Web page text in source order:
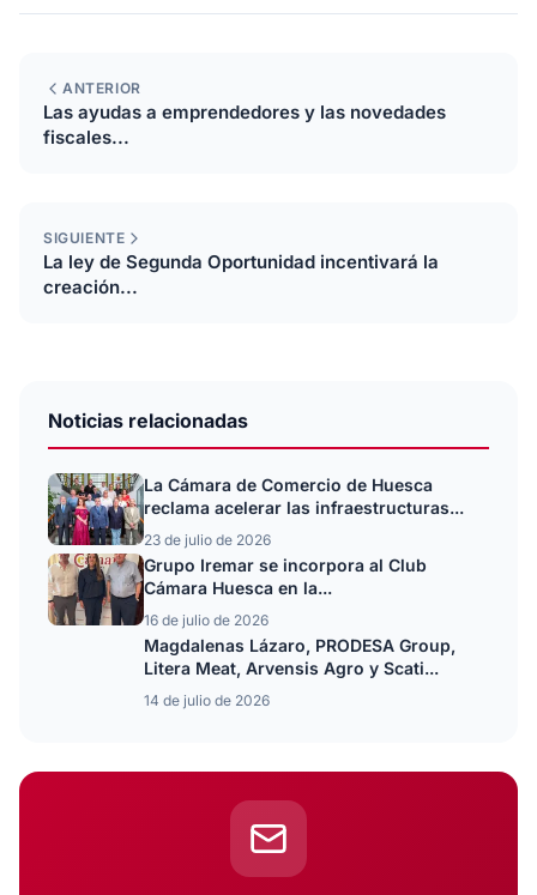
ANTERIOR
Las ayudas a emprendedores y las novedades
fiscales...
SIGUIENTE
La ley de Segunda Oportunidad incentivará la
creación...
Noticias relacionadas
La Cámara de Comercio de Huesca
reclama acelerar las infraestructuras...
23 de julio de 2026
Grupo Iremar se incorpora al Club
Cámara Huesca en la...
16 de julio de 2026
Magdalenas Lázaro, PRODESA Group,
Litera Meat, Arvensis Agro y Scati...
14 de julio de 2026